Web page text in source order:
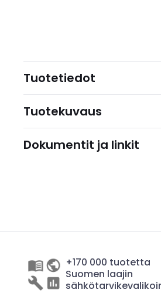
Tuotetiedot
Tuotekuvaus
Dokumentit ja linkit
+170 000 tuotetta
Suomen laajin